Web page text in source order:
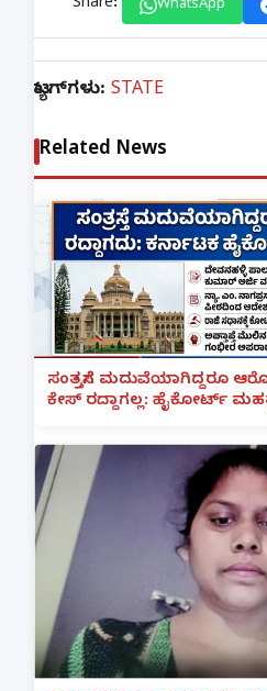
Share: WhatsApp
ಟ್ಯಾಗ್‌ಗಳು: STATE
Related News
ಸಂತ್ರಸ್ತೆಗೆ ಮದುವೆಯಾಗಿದ್ದರೂ
ಕೇಸ್ ರದ್ದಾಗಲ್ಲ: ಹೈಕೋರ್ಟ್